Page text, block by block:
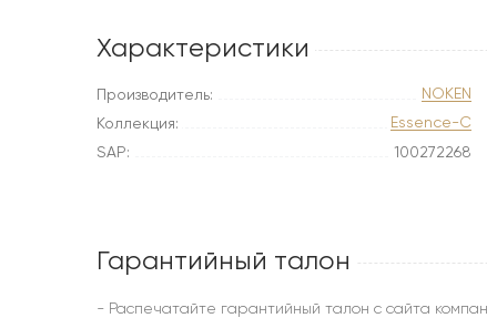
Характеристики
Производитель:
NOKEN
Коллекция:
Essence-C
SAP:
100272268
Гарантийный талон
- Распечатайте гарантийный талон с сайта